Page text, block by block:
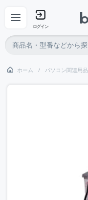
ログイン
ホーム パソコン関連用品